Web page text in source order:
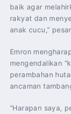
baik agar
rakyat dan
anak cucu,”
Emron
mengendalikan
perambahan
ancaman
“Harapan saya,